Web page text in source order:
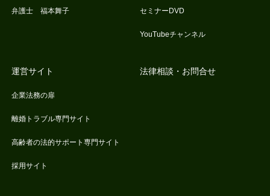
弁護士 福本舞子 セミナーDVD
YouTubeチャンネル
運営サイト
企業法務の扉
離婚トラブル専門サイト
高齢者の法的サポート専門サイト
採用サイト
法律相談・お問合せ